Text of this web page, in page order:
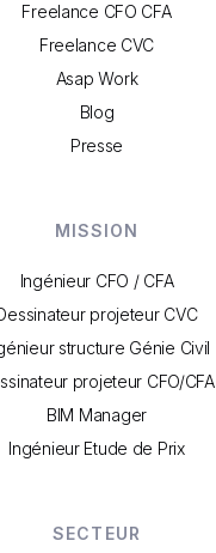
Freelance CFO CFA
Freelance CVC
Asap Work
Blog
Presse
MISSION
Ingénieur CFO / CFA
projeteur CVC
structure Génie Civil
projeteur CFO/CFA
BIM Manager
Ingénieur Etude de Prix
SECTEUR